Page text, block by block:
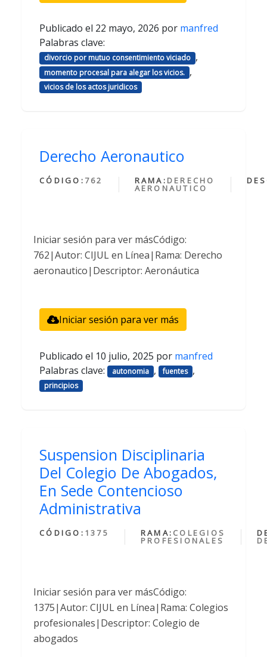
Publicado el 22 mayo, 2026 por manfred
Palabras clave:
divorcio por mutuo consentimiento viciado ,
momento procesal para alegar los vicios. ,
vicios de los actos juridicos
Derecho Aeronautico
CÓDIGO: 762 RAMA: DERECHO
AERONAUTICO
Iniciar sesión para ver másCódigo:
762|Autor: CIJUL en Línea|Rama: Derecho
aeronautico|Descriptor: Aeronáutica
Iniciar sesión para ver más
Publicado el 10 julio, 2025 por manfred
Palabras clave:
autonomia , fuentes ,
principios
Suspension Disciplinaria
Del Colegio De Abogados,
En Sede Contencioso
Administrativa
CÓDIGO: 1375 RAMA: COLEGIOS
PROFESIONALES
Iniciar sesión para ver másCódigo:
1375|Autor: CIJUL en Línea|Rama: Colegios
profesionales|Descriptor: Colegio de
abogados